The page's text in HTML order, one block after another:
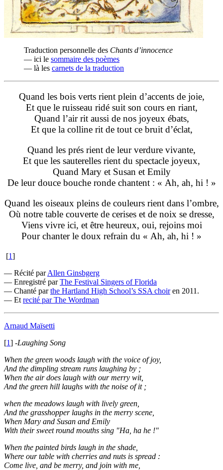
Traduction personnelle des Chants d’innocence
— ici le sommaire des poèmes
— là les carnets de la traduction
Quand les bois verts rient plein d’accents de joie,
Et que le ruisseau ridé suit son cours en riant,
Quand l’air rit aussi de nos joyeux ébats,
Et que la colline rit de tout ce bruit d’éclat,
Quand les prés rient de leur verdure vivante,
Et que les sauterelles rient du spectacle joyeux,
Quand Mary et Susan et Emily
De leur douce bouche ronde chantent : « Ah, ah, hi ! »
Quand les oiseaux pleins de couleurs rient dans l’ombre,
Où notre table couverte de cerises et de noix se dresse,
Viens vivre ici, et être heureux, oui, rejoins moi
Pour chanter le doux refrain du « Ah, ah, hi ! »
[1]
— Récité parAllen Ginsbgerg
— Enregistré parThe Festival Singers of Florida
— Chanté parthe Hartland High School’s SSA choiren 2011.
— Et recité par The Wordman
Arnaud Maïsetti
[1] -Laughing Song
When the green woods laugh with the voice of joy,
And the dimpling stream runs laughing by ;
When the air does laugh with our merry wit,
And the green hill laughs with the noise of it ;
when the meadows laugh with lively green,
And the grasshopper laughs in the merry scene,
When Mary and Susan and Emily
With their sweet round mouths sing "Ha, ha he !"
When the painted birds laugh in the shade,
Where our table with cherries and nuts is spread :
Come live, and be merry, and join with me,